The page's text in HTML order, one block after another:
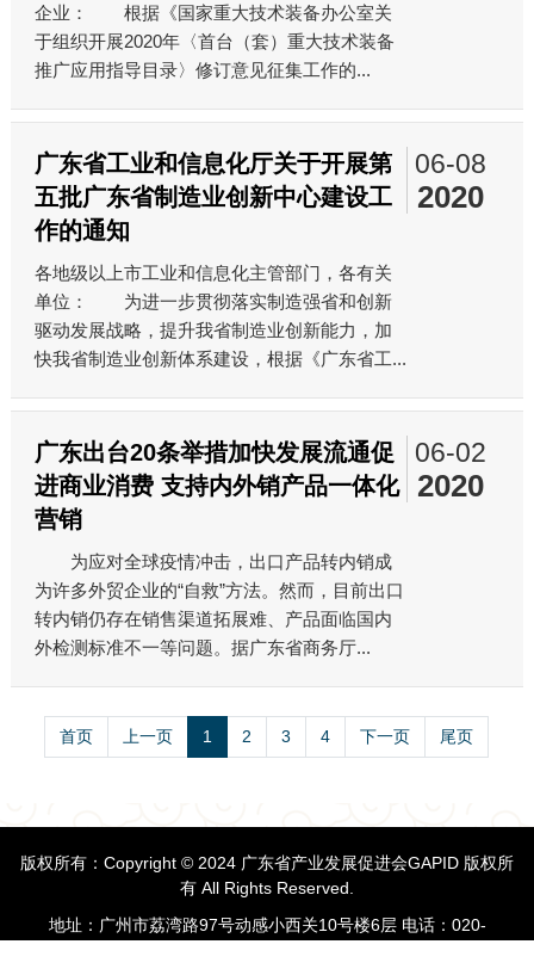
企业： 根据《国家重大技术装备办公室关
于组织开展2020年〈首台（套）重大技术装备
推广应用指导目录〉修订意见征集工作的...
广东省工业和信息化厅关于开展第
五批广东省制造业创新中心建设工
作的通知
各地级以上市工业和信息化主管部门，各有关
单位： 为进一步贯彻落实制造强省和创新
驱动发展战略，提升我省制造业创新能力，加
快我省制造业创新体系建设，根据《广东省工...
06-08
2020
广东出台20条举措加快发展流通促
进商业消费 支持内外销产品一体化
营销
为应对全球疫情冲击，出口产品转内销成
为许多外贸企业的“自救”方法。然而，目前出口
转内销仍存在销售渠道拓展难、产品面临国内
外检测标准不一等问题。据广东省商务厅...
06-02
2020
首页 上一页 1 2 3 4 下一页 尾页
版权所有：Copyright © 2024 广东省产业发展促进会GAPID 版权所
有 All Rights Reserved.
地址：广州市荔湾路97号动感小西关10号楼6层 电话：020-